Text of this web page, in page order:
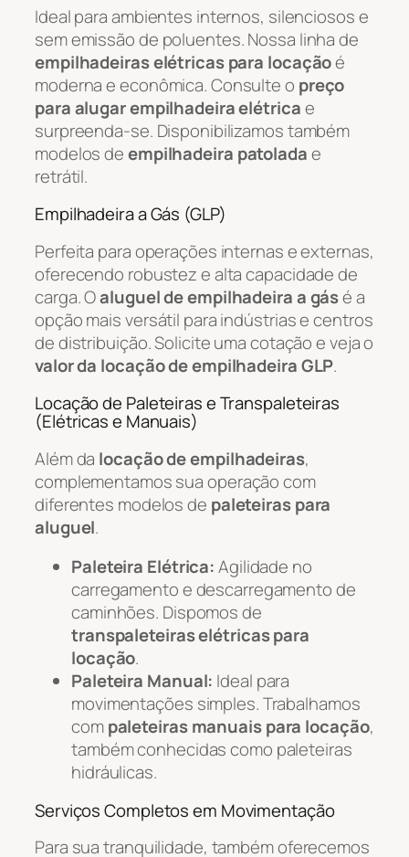
Ideal para ambientes internos, silenciosos e
sem emissão de poluentes. Nossa linha de
empilhadeiras elétricas para locaçãoé
moderna e econômica. Consulte o preço
para alugar empilhadeira elétricae
surpreenda-se. Disponibilizamos também
modelos deempilhadeira patoladae
retrátil.
Empilhadeira a Gás (GLP)
Perfeita para operações internas e externas,
oferecendo robustez e alta capacidade de
carga. Oaluguel de empilhadeira a gásé a
opção mais versátil para indústrias e centros
de distribuição. Solicite uma cotação e veja o
valor da locação de empilhadeira GLP.
Locação de Paleteiras e Transpaleteiras
(Elétricas e Manuais)
Além da locação de empilhadeiras,
complementamos sua operação com
diferentes modelos de paleteiras para
aluguel.
Paleteira Elétrica:Agilidade no
carregamento e descarregamento de
caminhões. Dispomos de
transpaleteiras elétricas para
locação.
Paleteira Manual: Ideal para
movimentações simples. Trabalhamos
compaleteiras manuais para locação,
também conhecidas como paleteiras
hidráulicas.
Serviços Completos em Movimentação
Para sua tranquilidade, também oferecemos